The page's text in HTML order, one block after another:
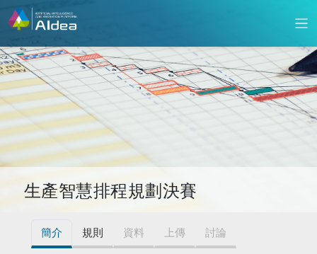
生產智慧排程規劃決賽
簡介 規則 資料 上傳 討論